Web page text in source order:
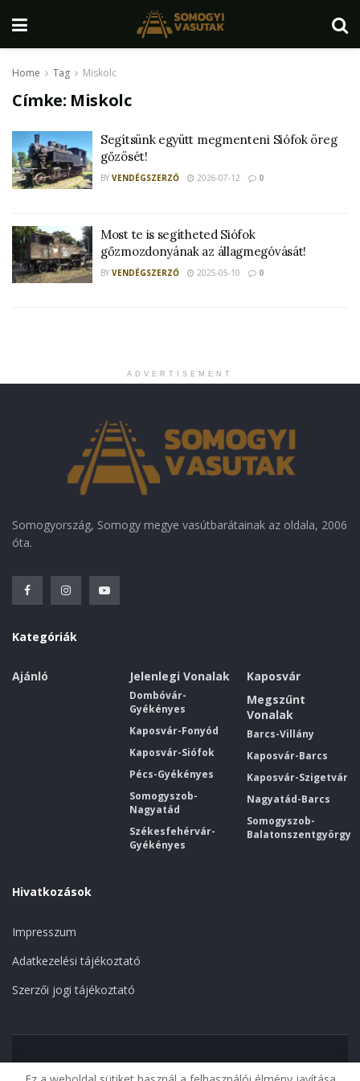
Home Tag Miskolc
Címke: Miskolc
Segítsünk együtt megmenteni Siófok öreg
gőzösét!
BY VENDÉGSZERZŐ 2026-07-12 0
Most te is segítheted Siófok
gőzmozdonyának az állagmegóvását!
BY VENDÉGSZERZŐ 2025-05-10 0
ADVERTISEMENT
Somogyország, Somogy megye vasútbarátainak az oldala, 2006
óta.
Kategóriák
Ajánló Jelenlegi Vonalak
Dombóvár-
Gyékényes
Kaposvár-Fonyód
Kaposvár-Siófok
Pécs-Gyékényes
Somogyszob-
Nagyatád
Székesfehérvár-
Gyékényes
Kaposvár
Megszűnt
Vonalak
Barcs-Villány
Kaposvár-Barcs
Kaposvár-Szigetvár
Nagyatád-Barcs
Somogyszob-
Balatonszentgyörgy
Hivatkozások
Impresszum
Adatkezelési tájékoztató
Szerzői jogi tájékoztató
Kezdőoldal Megszűnt vonalak Kaposvár